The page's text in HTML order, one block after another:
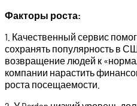
Факторы роста:
1. Качественный сервис
сохранять популярность в
возвращение людей к
компании нарастить
роста посещаемости.